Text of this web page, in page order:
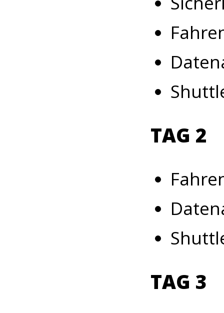
TAG 2
TAG 3